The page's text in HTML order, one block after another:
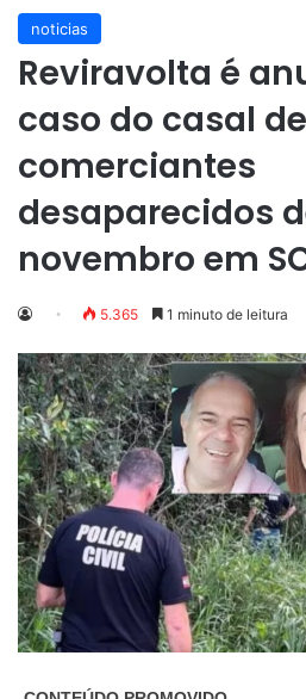
noticias
Reviravolta é
caso do casal de
comerciantes
desaparecidos
novembro em
5.365 1 minuto de leitura